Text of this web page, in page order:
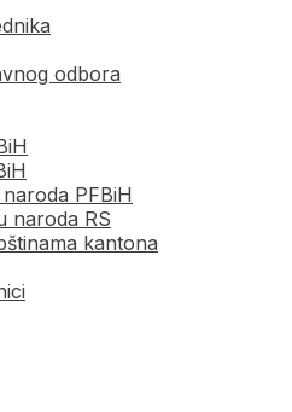
odbora
PFBiH
naroda RS
kantona